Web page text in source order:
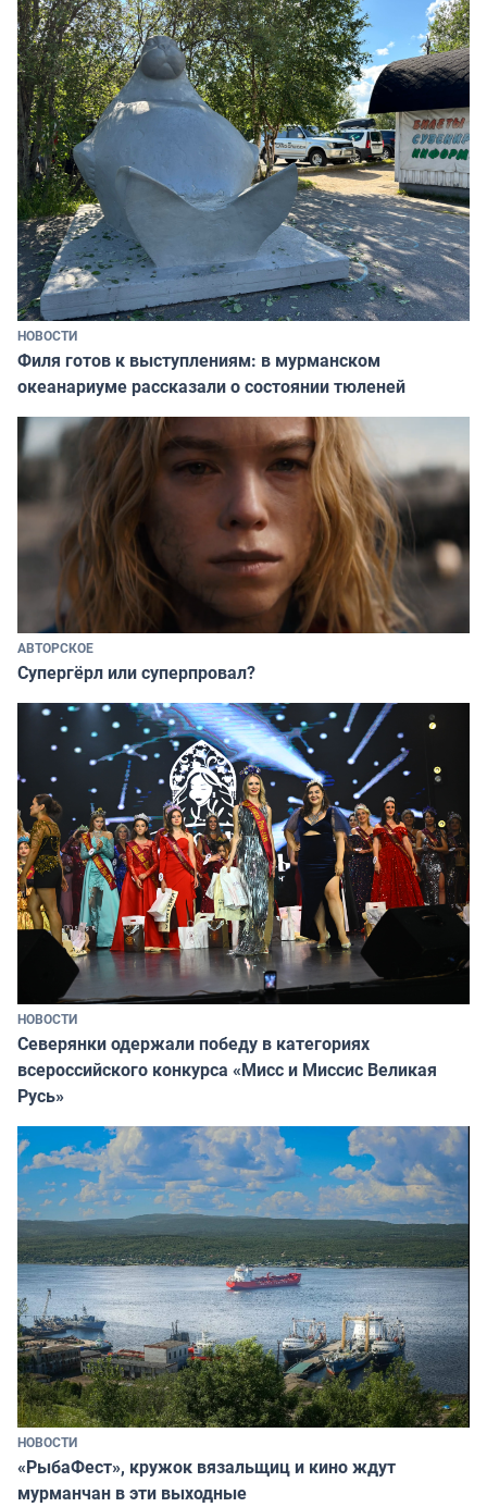
НОВОСТИ
Филя готов к выступлениям: в мурманском
океанариуме рассказали о состоянии тюленей
АВТОРСКОЕ
Супергёрл или суперпровал?
НОВОСТИ
Северянки одержали победу в категориях
всероссийского конкурса «Мисс и Миссис Великая
Русь»
НОВОСТИ
«РыбаФест», кружок вязальщиц и кино ждут
мурманчан в эти выходные